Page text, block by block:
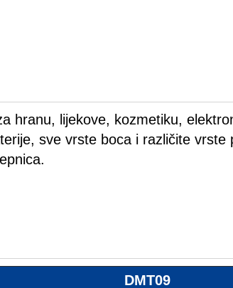
hranu, lijekove, kozmetiku,
sve vrste boca i različite vrste
DMT09